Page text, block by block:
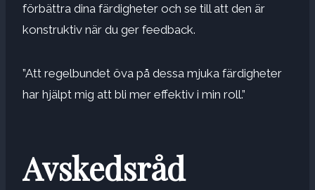
förbättra dina färdigheter och se till att den är
konstruktiv när du ger feedback.
”Att regelbundet öva på dessa mjuka färdigheter
har hjälpt mig att bli mer effektiv i min roll.”
Avskedsråd